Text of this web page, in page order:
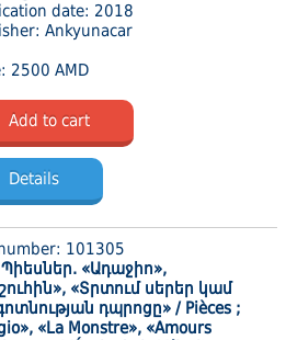
date: 2018
Ankyunacar
2500 AMD
Add to cart
Details
101305
Պիեսներ. «Ադաջիո»,
«Տրտում սերեր կամ
դպրոցը» / Pièces ;
«La Monstre», «Amours